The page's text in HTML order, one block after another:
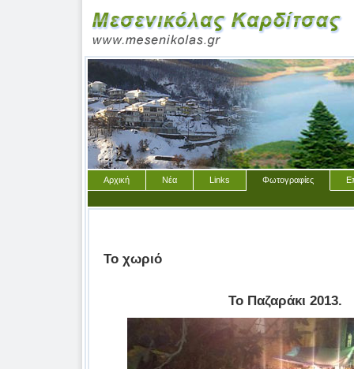
Αρχική Νέα Links Φωτογραφίες
Το χωριό
Το Παζαράκι 2013.